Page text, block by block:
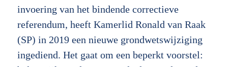
invoering van het bindende correctieve
referendum, heeft Kamerlid Ronald van Raak
(SP) in 2019 een nieuwe grondwetswijziging
ingediend. Het gaat om een beperkt voorstel: